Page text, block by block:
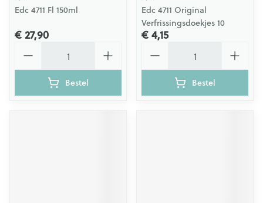
Edc 4711 Fl 150ml
€ 27,90
Bestel
Edc 4711 Original
Verfrissingsdoekjes 10
€ 4,15
Bestel